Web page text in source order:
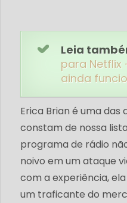
Leia
para Netflix
ainda
Erica Brian é uma das
constam de nossa
programa de rádio
noivo em um ataque
com a experiência,
um traficante do